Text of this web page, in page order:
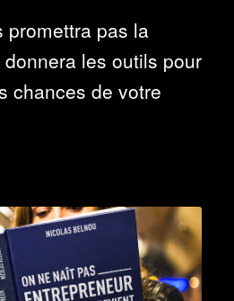
promettra pas la
les outils pour
chances de votre